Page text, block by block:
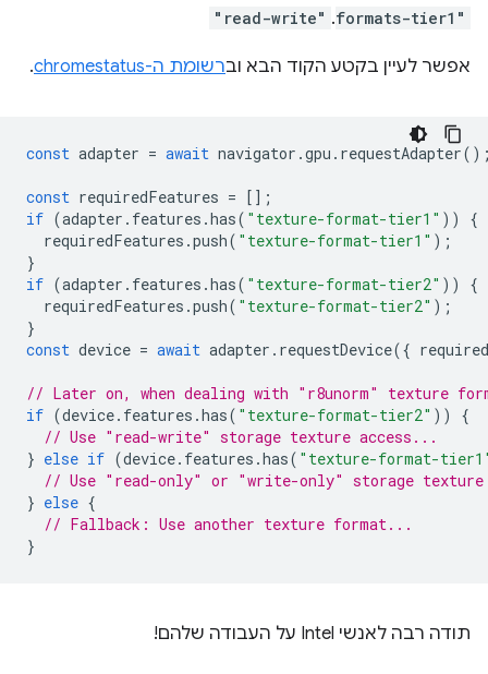
formats-tier1"
.
"read-write"
אפשר לעיין בקטע הקוד הבא וברשומת ה-chromestatus .
const adapter = await navigator .gpu . requestAdapter
const requiredFeatures = [];
if (adapter . features .has( "texture-format-tier1" ))
{
requiredFeatures .push( "texture-format-tier1" );
}
if (adapter . features .has( "texture-format-tier2" ))
{
requiredFeatures .push( "texture-format-tier2" );
}
const device = await adapter . requestDevice({
// Later on, when dealing with "r8unorm" texture
if (device. features .has( "texture-format-tier2" ))
{
// Use "read-write" storage texture access...
} else if (device. features .has( "texture-format-
// Use "read-only" or "write-only" storage
} else {
// Fallback: Use another texture format...
}
תודה רבה לאנשי Intel על העבודה שלהם!